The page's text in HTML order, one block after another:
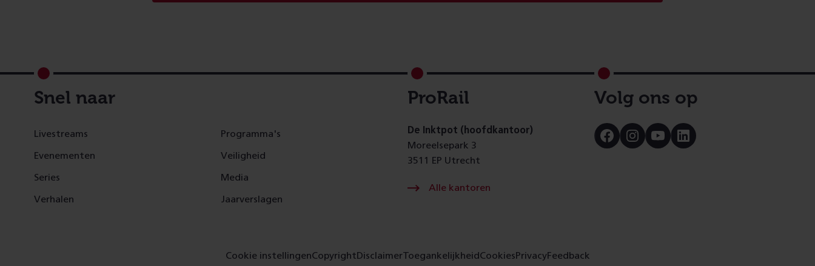
Footer
Snel naar
Livestreams
Evenementen
Series
Verhalen
Programma's
Veiligheid
Media
Jaarverslagen
ProRail
De Inktpot (hoofdkantoor)
Moreelsepark 3
3511 EP Utrecht
Alle kantoren
Volg ons op
Bezoek
onze
Bezoek
onze
Bezoek
onze
Bezoek
onze
Cookie instellingenCopyright DisclaimerToegankelijkheid Cookies PrivacyFeedback